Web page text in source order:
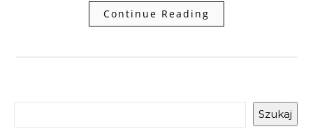
Continue Reading
Szukaj